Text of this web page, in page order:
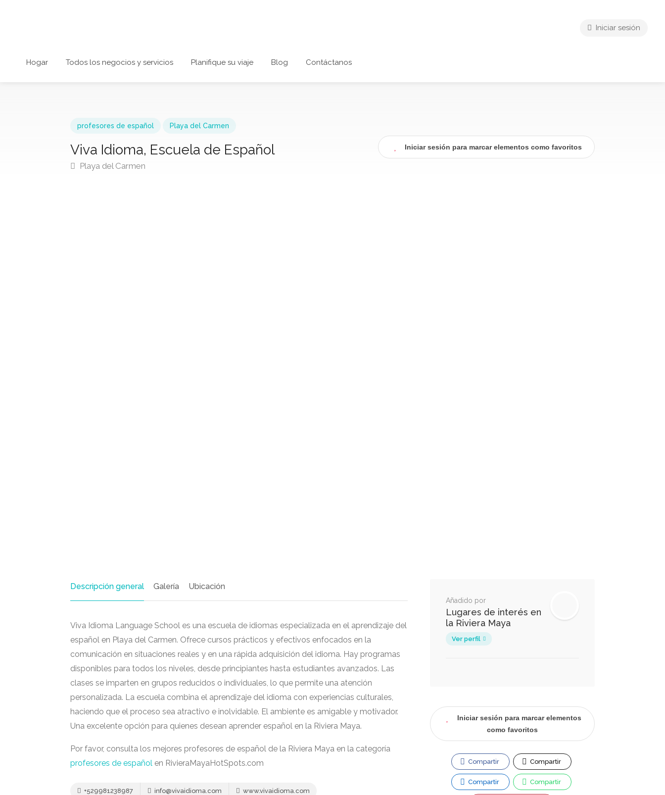
Hogar Todos los negocios y servicios Planifique su viaje Blog Contáctanos
Iniciar sesión
profesores de español Playa del Carmen
Viva Idioma, Escuela de Español
Playa del Carmen
Iniciar sesión para marcar elementos como favoritos
Descripción general Galería Ubicación
Viva Idioma Language School es una escuela de idiomas especializada en el aprendizaje del
español en Playa del Carmen. Ofrece cursos prácticos y efectivos enfocados en la
comunicación en situaciones reales y en una rápida adquisición del idioma. Hay programas
disponibles para todos los niveles, desde principiantes hasta estudiantes avanzados. Las
clases se imparten en grupos reducidos o individuales, lo que permite una atención
personalizada. La escuela combina el aprendizaje del idioma con experiencias culturales,
haciendo que el proceso sea atractivo e inolvidable. El ambiente es amigable y motivador.
Una excelente opción para quienes desean aprender español en la Riviera Maya.
Por favor, consulta los mejores profesores de español de la Riviera Maya en la categoría
profesores de español en RivieraMayaHotSpots.com
+529981238987 info@vivaidioma.com www.vivaidioma.com
Añadido por
Lugares de interés en
la Riviera Maya
Ver perfil
Iniciar sesión para marcar elementos
como favoritos
Compartir Compartir
Compartir Compartir